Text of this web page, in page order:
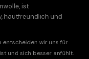
ist
hautfreundlich und
entscheiden wir uns für
und sich besser anfühlt.